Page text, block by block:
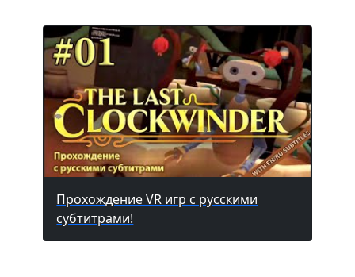
Прохождение VR игр с русскими
субтитрами!